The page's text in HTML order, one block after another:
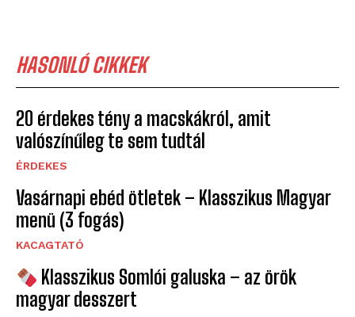
HASONLÓ CIKKEK
20 érdekes tény a macskákról, amit
valószínűleg te sem tudtál
ÉRDEKES
Vasárnapi ebéd ötletek – Klasszikus Magyar
menü (3 fogás)
KACAGTATÓ
Klasszikus Somlói galuska – az örök
magyar desszert